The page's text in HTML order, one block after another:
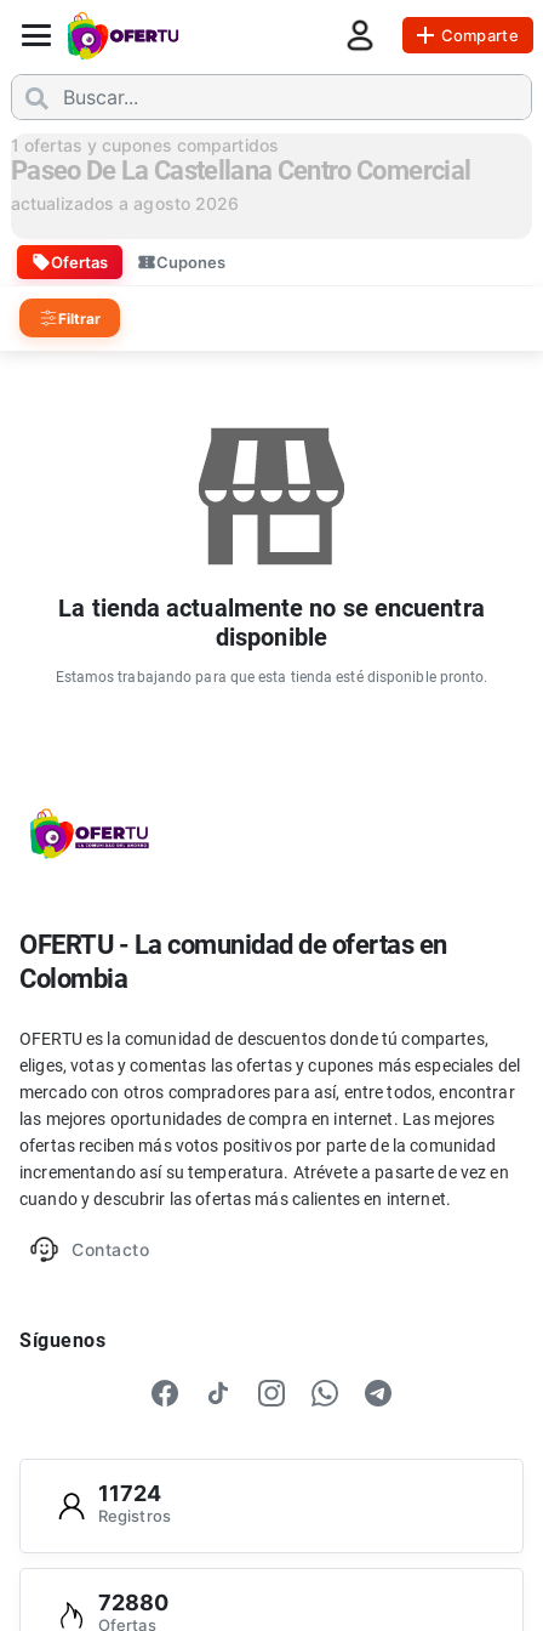
Comparte
1 ofertas y cupones compartidos
Paseo De La Castellana Centro Comercial
actualizados a agosto 2026
Ofertas Cupones
Filtrar
La tienda actualmente no se encuentra
disponible
Estamos trabajando para que esta tienda esté disponible pronto.
OFERTU - La comunidad de ofertas en
Colombia
OFERTU es la comunidad de descuentos donde tú compartes,
eliges, votas y comentas las ofertas y cupones más especiales del
mercado con otros compradores para así, entre todos, encontrar
las mejores oportunidades de compra en internet. Las mejores
ofertas reciben más votos positivos por parte de la comunidad
incrementando así su temperatura. Atrévete a pasarte de vez en
cuando y descubrir las ofertas más calientes en internet.
Contacto
Síguenos
11724
Registros
72880
Ofertas